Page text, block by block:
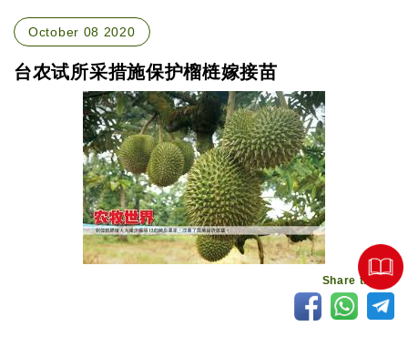
October 08 2020
台农试所采措施保护榴梿嫁接苗
Share this